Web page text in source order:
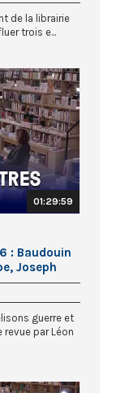
de la librairie
trois e...
01:29:59
: Baudouin
Joseph
guerre et
revue par Léon